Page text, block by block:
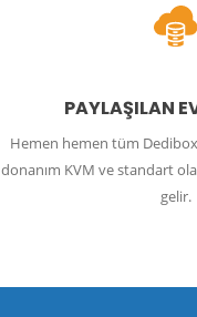
PAYLAŞILAN
Hemen hemen tüm
donanım KVM ve standart
gelir.